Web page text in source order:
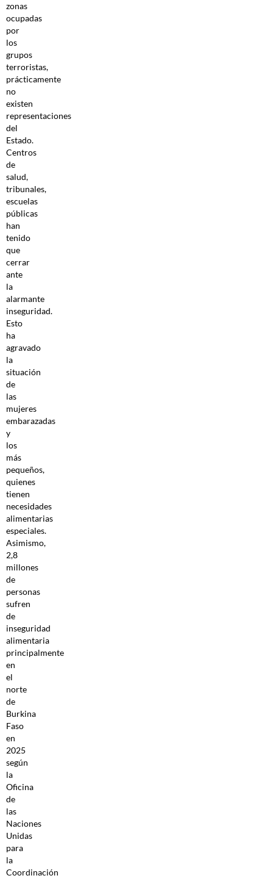
zonas
ocupadas
por
los
grupos
terroristas,
prácticamente
no
existen
representaciones
del
Estado.
Centros
de
salud,
tribunales,
escuelas
públicas
han
tenido
que
cerrar
ante
la
alarmante
inseguridad.
Esto
ha
agravado
la
situación
de
las
mujeres
embarazadas
y
los
más
pequeños,
quienes
tienen
necesidades
alimentarias
especiales.
Asimismo,
2,8
millones
de
personas
sufren
de
inseguridad
alimentaria
principalmente
en
el
norte
de
Burkina
Faso
en
2025
según
la
Oficina
de
las
Naciones
Unidas
para
la
Coordinación